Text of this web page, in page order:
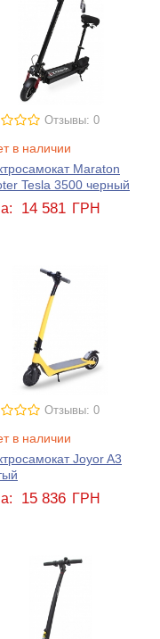
Отзывы: 0
в наличии
Maraton
Tesla 3500 черный
14 581 ГРН
Отзывы: 0
в наличии
Joyor A3
15 836 ГРН